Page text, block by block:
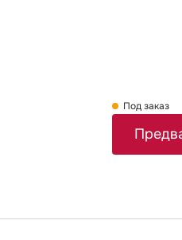
Под заказ